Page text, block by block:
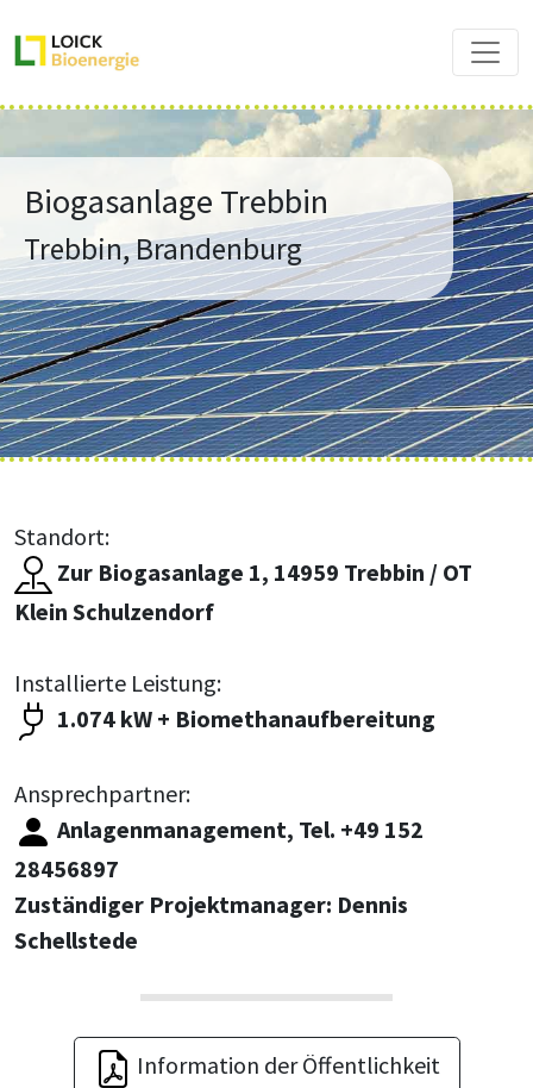
Biogasanlage Trebbin
Trebbin, Brandenburg
Standort:
Zur Biogasanlage 1, 14959 Trebbin / OT
Klein Schulzendorf
Installierte Leistung:
1.074 kW + Biomethanaufbereitung
Ansprechpartner:
Anlagenmanagement, Tel. +49 152
28456897
Zuständiger Projektmanager: Dennis
Schellstede
Information der Öffentlichkeit